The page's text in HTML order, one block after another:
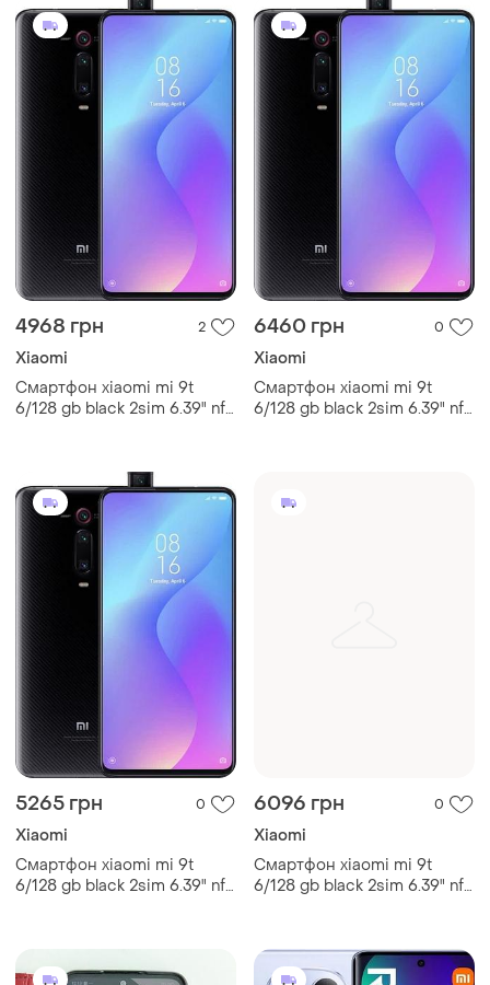
4968 грн 2
Xiaomi
Смартфон xiaomi mi 9t
6/128 gb black 2sim 6.39" nfc
6460 грн 0
Xiaomi
Смартфон xiaomi mi 9t
6/128 gb black 2sim 6.39" nfc
5265 грн 0
Xiaomi
Смартфон xiaomi mi 9t
6/128 gb black 2sim 6.39" nfc
6096 грн 0
Xiaomi
Смартфон xiaomi mi 9t
6/128 gb black 2sim 6.39" nfc